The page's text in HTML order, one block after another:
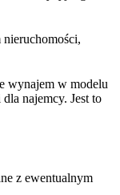
wynajem w modelu
najemcy. Jest to
z ewentualnym